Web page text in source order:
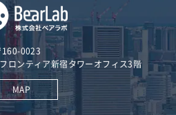
160-0023
ロンティア新宿タワーオフィス3階
MAP